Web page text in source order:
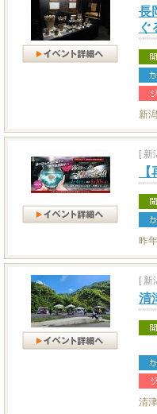
長
ぐ
新
[ 新
昨
[ 新
清
清